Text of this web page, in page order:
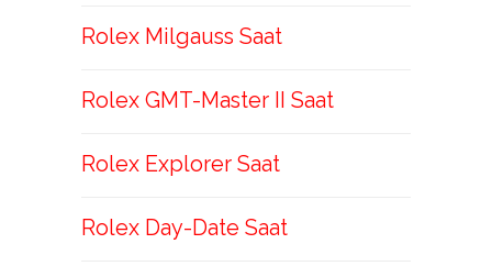
Rolex Milgauss Saat
Rolex GMT-Master II Saat
Rolex Explorer Saat
Rolex Day-Date Saat